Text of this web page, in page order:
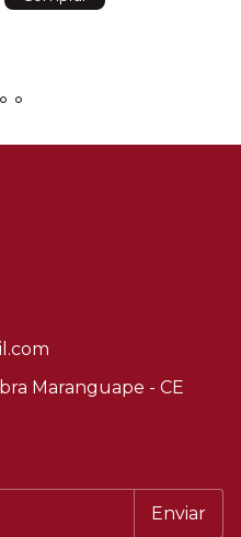
Maranguape - CE